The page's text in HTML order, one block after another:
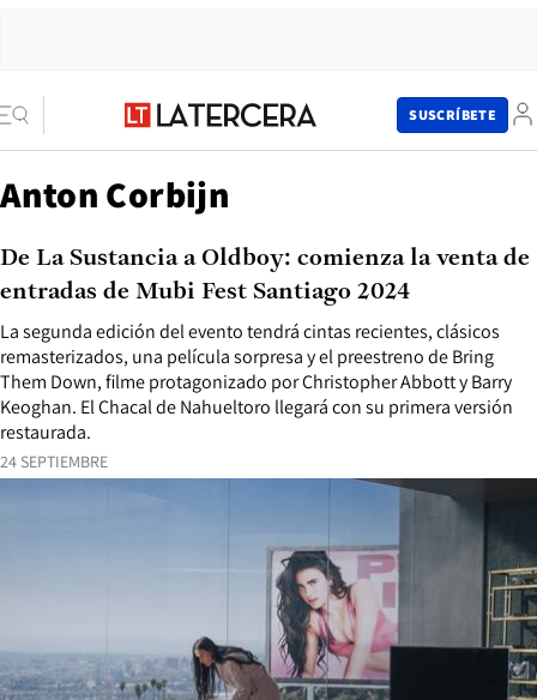
SUSCRÍBETE
Anton Corbijn
24 SEPTIEMBRE
La segunda edición del evento tendrá cintas recientes, clásicos
remasterizados, una película sorpresa y el preestreno de Bring
Them Down, filme protagonizado por Christopher Abbott y Barry
Keoghan. El Chacal de Nahueltoro llegará con su primera versión
restaurada.
De La Sustancia a Oldboy: comienza la venta de
entradas de Mubi Fest Santiago 2024